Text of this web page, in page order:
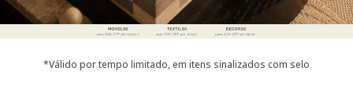
*Válido por tempo limitado, em itens sinalizados com selo